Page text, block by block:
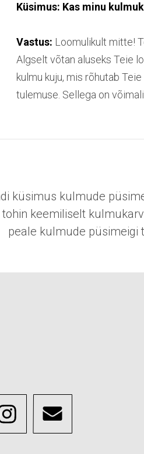
Küsimus: Kas minu
Vastus: Loomulikult mitte!
Algselt võtan aluseks Teie
kulmu kuju, mis rõhutab
tulemuse. Sellega on
küsimus kulmude
keemiliselt
peale kulmude püsimeigi